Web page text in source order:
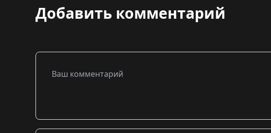
Добавить комментарий